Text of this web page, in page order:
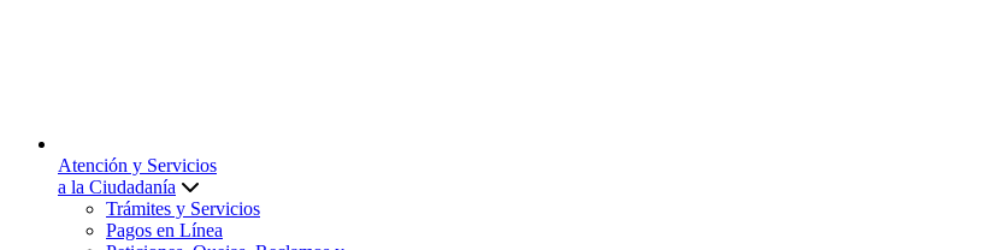
Atención y Servicios
a la Ciudadanía
Trámites y Servicios
Pagos en Línea